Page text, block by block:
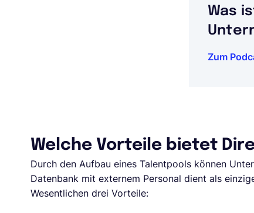
Was
Zum
Welche Vorteile bietet
Durch den Aufbau eines Talentpools können
Datenbank mit externem Personal dient als
Wesentlichen drei Vorteile: